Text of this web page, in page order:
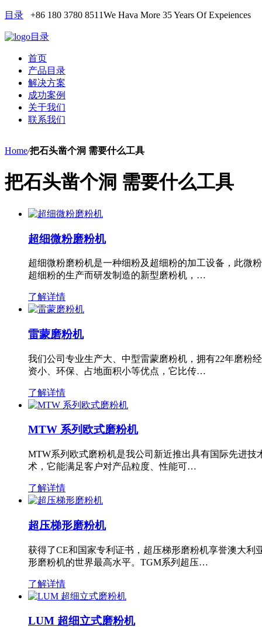
目录 +86 180 3780 8511We Hava More 35 Years Of Expeiences
目录
首页
产品目录
解决方案
成功案例
关于我们
联系我们
Home/把石头凿个洞 需要什么工具
把石头凿个洞 需要什么工具
超细微粉磨粉机
超细微粉磨粉机是一种细粉及超细粉的加工设备，此微
超细粉的生产而研发制造的新型磨粉机，…
了解详情
雷蒙磨粉机
我们公司专业生产大、中型雷蒙磨粉机，拥有22年磨粉
资小、环保、占地面积小等优点，它比传…
了解详情
MTW 系列欧式磨粉机
MTW系列欧式磨粉机是我公司新近推出具有国际先进
术，它能满足客户对产品粒度、性能可…
了解详情
超压梯形磨粉机
获得了CE和国家专利证书，超压梯形磨粉机享誉澳大
形磨粉机的世界最高水平。TGM系列超压…
了解详情
LUM 超细立式磨粉机